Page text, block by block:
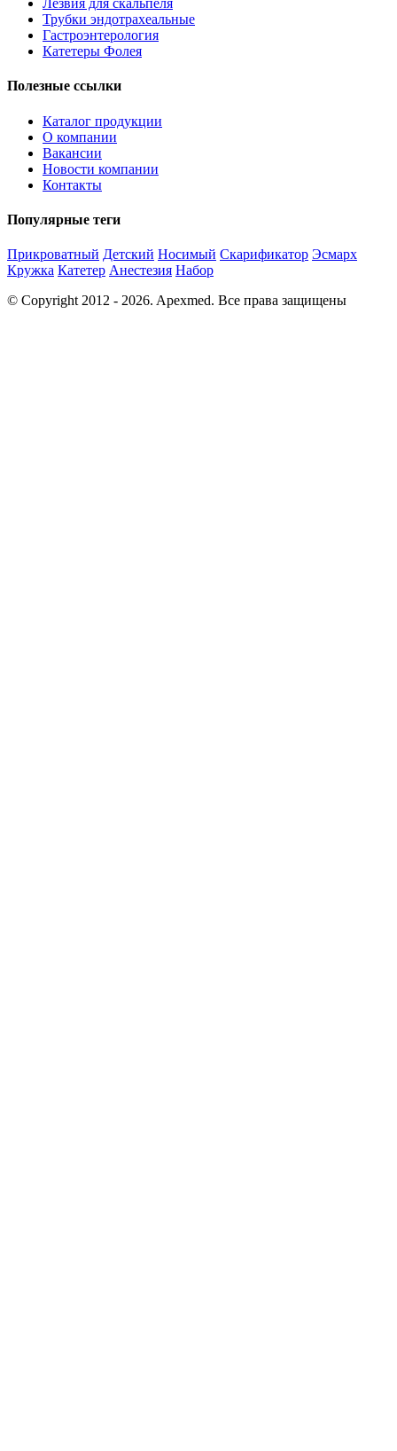
Лезвия для скальпеля
Трубки эндотрахеальные
Гастроэнтерология
Катетеры Фолея
Полезные ссылки
Каталог продукции
О компании
Вакансии
Новости компании
Контакты
Популярные теги
Прикроватный Детский Носимый Скарификатор Эсмарх
Кружка Катетер Анестезия Набор
© Copyright 2012 - 2026. Apexmed. Все права защищены